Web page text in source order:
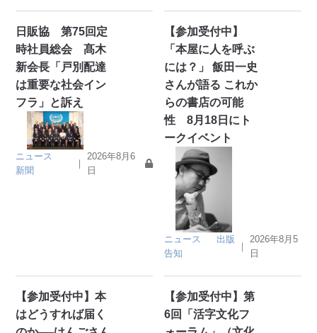
日販協 第75回定
時社員総会 髙木
新会長「戸別配達
は重要な社会イン
フラ」と訴え
ニュース
新聞
｜
2026年8月6
日
【参加受付中】
「本屋に人を呼ぶ
には？」 飯田一史
さんが語る これか
らの書店の可能
性 8月18日にト
ークイベント
ニュース
出版
告知
｜
2026年8月5
日
【参加受付中】本
はどうすれば届く
【参加受付中】第
6回「活字文化フ